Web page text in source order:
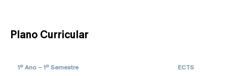
Plano Curricular
1º Ano – 1º Semestre ECTS